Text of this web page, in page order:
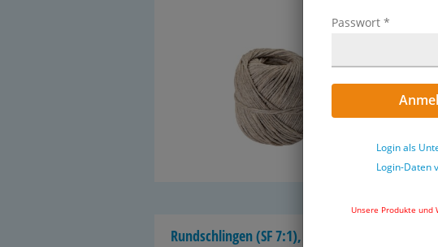
Passwort *
Login als
Login-Daten
Unsere Produkte und
4 Ar­ti­kel
Rund­sch­lin­gen (SF 7:1), DIN EN 1492-​2